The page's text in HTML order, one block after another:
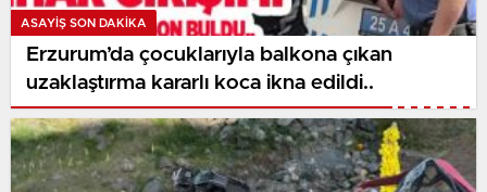
ASAYİŞ SON DAKİKA
Erzurum’da çocuklarıyla balkona çıkan
uzaklaştırma kararlı koca ikna edildi..